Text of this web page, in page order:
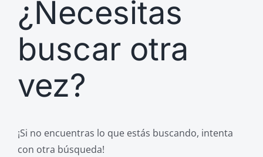
Previos de ópera
Entrevistas
Recomendación
Cosas de Beckmesser
Nosotros y privacidad
¿Necesitas
buscar otra
vez?
¡Si no encuentras lo que estás buscando, intenta
con otra búsqueda!